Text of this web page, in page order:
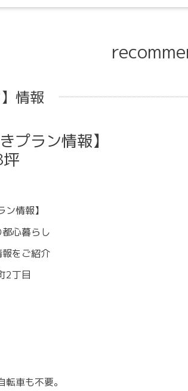
情報
プラン情報】
情報】
心暮らし
をご紹介
2丁目
車も不要。